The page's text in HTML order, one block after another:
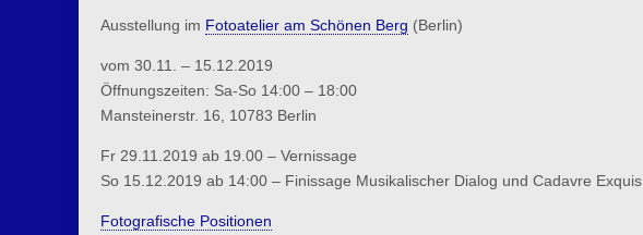
Ausstellung im Fotoatelier am Schönen Berg (Berlin)
vom 30.11. – 15.12.2019
Öffnungszeiten: Sa-So 14:00 – 18:00
Mansteinerstr. 16, 10783 Berlin
Fr 29.11.2019 ab 19.00 – Vernissage
So 15.12.2019 ab 14:00 – Finissage Musikalischer Dialog und Cadavre Exquis
Fotografische Positionen